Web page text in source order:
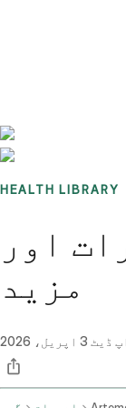
HEALTH LIBRARY
اور
مزید
ڈیٹ 3 اپریل، 2026